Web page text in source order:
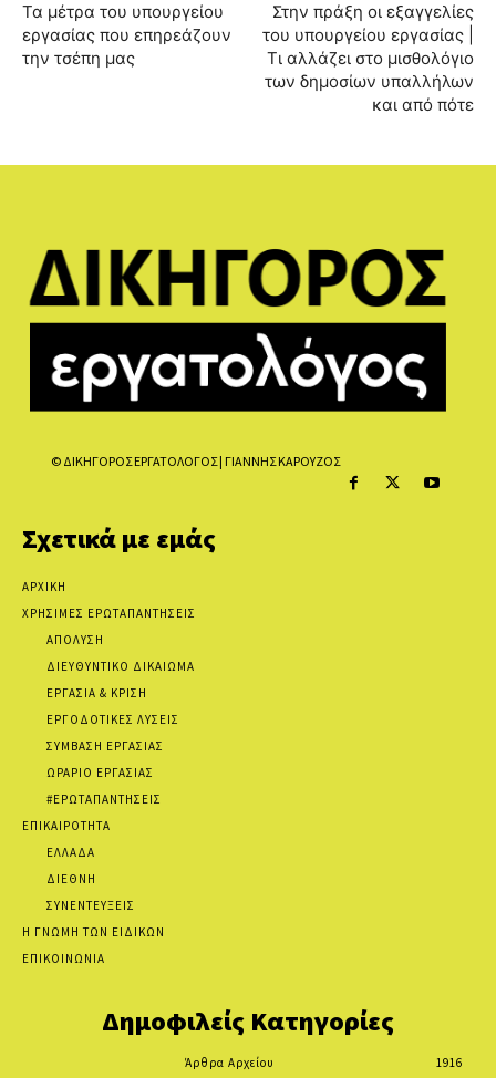
Τα μέτρα του υπουργείου
εργασίας που επηρεάζουν
την τσέπη μας
Στην πράξη οι εξαγγελίες
του υπουργείου εργασίας |
Τι αλλάζει στο μισθολόγιο
των δημοσίων υπαλλήλων
και από πότε
© ΔΙΚΗΓΟΡΟΣ ΕΡΓΑΤΟΛΟΓΟΣ | ΓΙΑΝΝΗΣ ΚΑΡΟΥΖΟΣ
Σχετικά με εμάς
ΑΡΧΙΚΗ
ΧΡΗΣΙΜΕΣ ΕΡΩΤΑΠΑΝΤΗΣΕΙΣ
ΑΠΟΛΥΣΗ
ΔΙΕΥΘΥΝΤΙΚΟ ΔΙΚΑΙΩΜΑ
ΕΡΓΑΣΙΑ & ΚΡΙΣΗ
ΕΡΓΟΔΟΤΙΚΕΣ ΛΥΣΕΙΣ
ΣΥΜΒΑΣΗ ΕΡΓΑΣΙΑΣ
ΩΡΑΡΙΟ ΕΡΓΑΣΙΑΣ
#ΕΡΩΤΑΠΑΝΤΗΣΕΙΣ
ΕΠΙΚΑΙΡΟΤΗΤΑ
ΕΛΛΑΔΑ
ΔΙΕΘΝΗ
ΣΥΝΕΝΤΕΥΞΕΙΣ
Η ΓΝΩΜΗ ΤΩΝ ΕΙΔΙΚΩΝ
ΕΠΙΚΟΙΝΩΝΙΑ
Δημοφιλείς Κατηγορίες
Άρθρα Αρχείου 1916